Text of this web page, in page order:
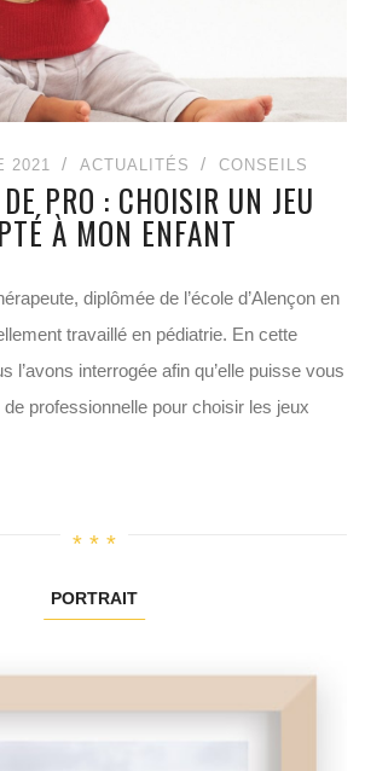
2021 ACTUALITÉS CONSEILS
PRO : CHOISIR UN JEU
À MON ENFANT
diplômée de l’école d’Alençon en
travaillé en pédiatrie. En cette
l’avons interrogée afin qu’elle puisse vous
professionnelle pour choisir les jeux
PORTRAIT